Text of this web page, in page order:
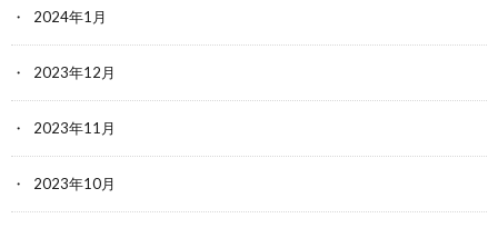
2024年1月
2023年12月
2023年11月
2023年10月